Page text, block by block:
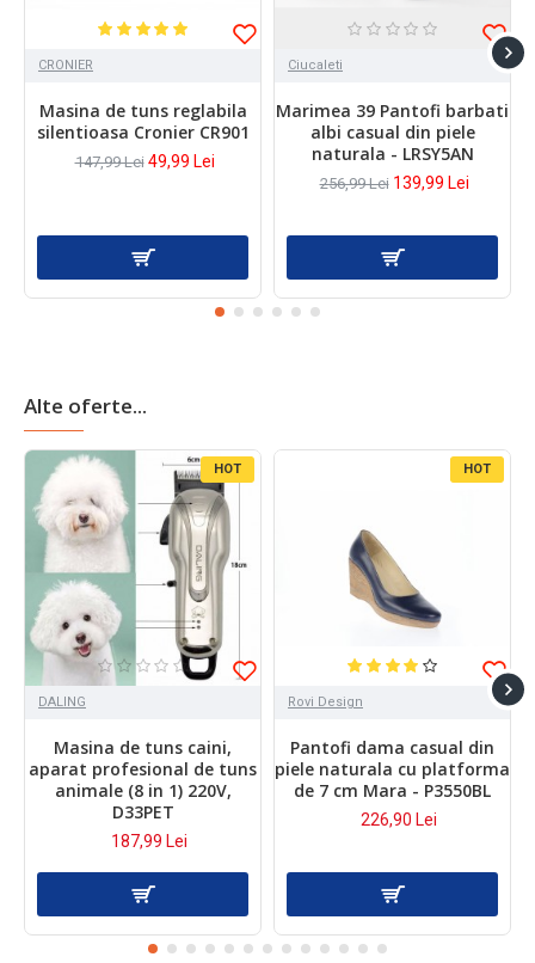
CRONIER
Masina de tuns reglabila
silentioasa Cronier CR901
147,99 Lei 49,99 Lei
Ciucaleti
Marimea 39 Pantofi barbati
albi casual din piele
naturala - LRSY5AN
256,99 Lei 139,99 Lei
Alte oferte...
HOT
DALING
Masina de tuns caini,
aparat profesional de tuns
animale (8 in 1) 220V,
D33PET
187,99 Lei
HOT
Rovi Design
Pantofi dama casual din
piele naturala cu platforma
de 7 cm Mara - P3550BL
226,90 Lei